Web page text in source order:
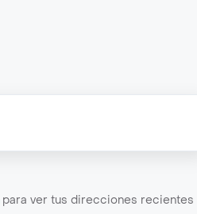
para ver tus direcciones recientes